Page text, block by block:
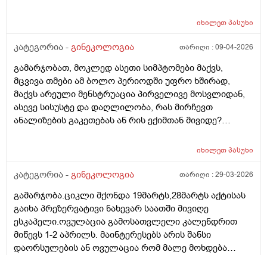
იხილეთპასუხი
კატეგორია - გინეკოლოგია თარიღი :09-04-2026
გამარჯობათ, მოკლედ ასეთი სიმპტომები მაქვს,
მცვივა თმები ამ ბოლო პერიოდში უფრო ხშირად,
მაქვს არეული მენსტრუაცია პირველივე მოსვლიდან,
ასევე სისუსტე და დაღლილობა, რას მირჩევთ
ანალიზების გაკეთებას ან რის ექიმთან მივიდე?
იხილეთპასუხი
კატეგორია - გინეკოლოგია თარიღი :29-03-2026
გამარჯობა.ციკლი მქონდა 19მარტს,28მარტს აქტისას
გაიხა პრეზერვატივი ნახევარ საათში მივიღე
ესკაპელი.ოვულაცია გამოსათვლელი კალენდრით
მიწევს 1-2 აპრილს. მაინტერესებს არის შანსი
დაორსულების ან ოვულაცია რომ მალე მოხდება